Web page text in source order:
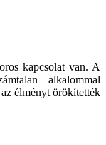
kapcsolat van. A
alkalommal
élményt örökítették